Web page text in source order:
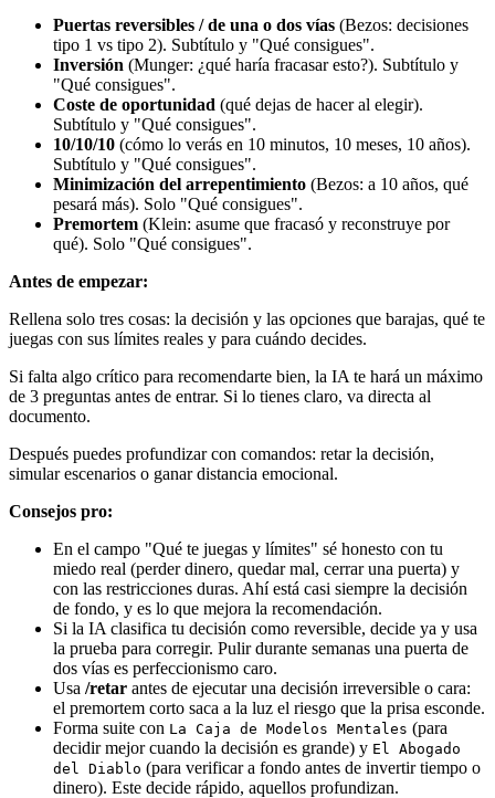
Puertas reversibles / de una o dos vías (Bezos: decisiones
tipo 1 vs tipo 2). Subtítulo y "Qué consigues".
Inversión (Munger: ¿qué haría fracasar esto?). Subtítulo y
"Qué consigues".
Coste de oportunidad (qué dejas de hacer al elegir).
Subtítulo y "Qué consigues".
10/10/10 (cómo lo verás en 10 minutos, 10 meses, 10 años).
Subtítulo y "Qué consigues".
Minimización del arrepentimiento (Bezos: a 10 años, qué
pesará más). Solo "Qué consigues".
Premortem (Klein: asume que fracasó y reconstruye por
qué). Solo "Qué consigues".
Antes de empezar:
Rellena solo tres cosas: la decisión y las opciones que barajas, qué te
juegas con sus límites reales y para cuándo decides.
Si falta algo crítico para recomendarte bien, la IA te hará un máximo
de 3 preguntas antes de entrar. Si lo tienes claro, va directa al
documento.
Después puedes profundizar con comandos: retar la decisión,
simular escenarios o ganar distancia emocional.
Consejos pro:
En el campo "Qué te juegas y límites" sé honesto con tu
miedo real (perder dinero, quedar mal, cerrar una puerta) y
con las restricciones duras. Ahí está casi siempre la decisión
de fondo, y es lo que mejora la recomendación.
Si la IA clasifica tu decisión como reversible, decide ya y usa
la prueba para corregir. Pulir durante semanas una puerta de
dos vías es perfeccionismo caro.
Usa /retar antes de ejecutar una decisión irreversible o cara:
el premortem corto saca a la luz el riesgo que la prisa esconde.
Forma suite con La Caja de Modelos Mentales (para
decidir mejor cuando la decisión es grande) y El Abogado
del Diablo (para verificar a fondo antes de invertir tiempo o
dinero). Este decide rápido, aquellos profundizan.